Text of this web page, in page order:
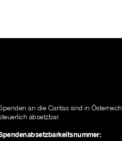
an die Caritas sind in Österreich
absetzbar.